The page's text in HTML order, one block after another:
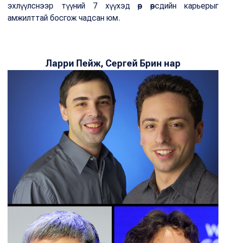
эхлүүлснээр түүний 7 хүүхэд өөр өөрсдийн карьерыг
амжилттай босгож чадсан юм.
Ларри Пейж, Сергей Брин нар